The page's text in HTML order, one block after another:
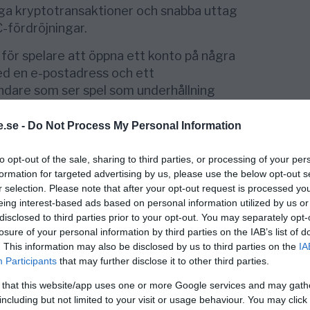
- Do Not Process My Personal Information
opt-out of the sale, sharing to third parties, or processing of your
for targeted advertising by us, please use the below opt-out
selection. Please note that after your opt-out request is processed
interest-based ads based on personal information utilized by us
to third parties prior to your opt-out. You may separately
of your personal information by third parties on the IAB’s list of
This information may also be disclosed by us to third parties on the
Participants that may further disclose it to other third parties.
that this website/app uses one or more Google services and may
but not limited to your visit or usage behaviour. You may
kryptotransaktioner och snabba uttag
fördröjningar.
spelare att öppna ett konto på några
en e-postadress och ett
som ser spel som underhållning
är denna enkelhet befriande.
och Tether har blivit viktiga verktyg
insättningar utan att personliga
av dessa erbjudere-plånböckersom
anonyma överföringar som fungerar som
och banken.
diskretion förlitar sig fortfarande på
eller CashLib, som kan köpas utan att
den största attraktionen. Uttag på